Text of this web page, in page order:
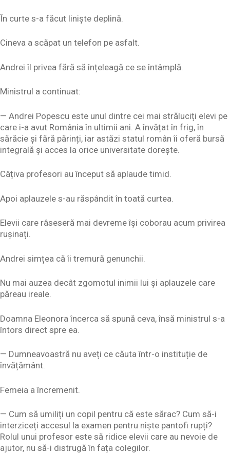
În curte s-a făcut liniște deplină.
Cineva a scăpat un telefon pe asfalt.
Andrei îl privea fără să înțeleagă ce se întâmplă.
Ministrul a continuat:
— Andrei Popescu este unul dintre cei mai străluciți elevi pe
care i-a avut România în ultimii ani. A învățat în frig, în
sărăcie și fără părinți, iar astăzi statul român îi oferă bursă
integrală și acces la orice universitate dorește.
Câțiva profesori au început să aplaude timid.
Apoi aplauzele s-au răspândit în toată curtea.
Elevii care râseseră mai devreme își coborau acum privirea
rușinați.
Andrei simțea că îi tremură genunchii.
Nu mai auzea decât zgomotul inimii lui și aplauzele care
păreau ireale.
Doamna Eleonora încerca să spună ceva, însă ministrul s-a
întors direct spre ea.
— Dumneavoastră nu aveți ce căuta într-o instituție de
învățământ.
Femeia a încremenit.
— Cum să umiliți un copil pentru că este sărac? Cum să-i
interziceți accesul la examen pentru niște pantofi rupți?
Rolul unui profesor este să ridice elevii care au nevoie de
ajutor, nu să-i distrugă în fața colegilor.